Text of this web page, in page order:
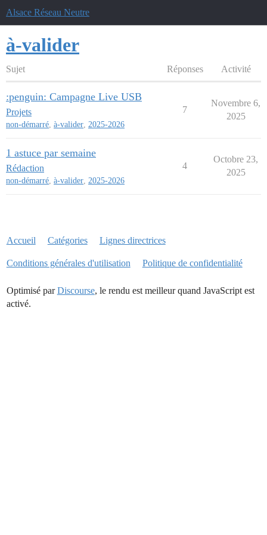
Alsace Réseau Neutre
à-valider
Sujet Réponses Activité
:penguin: Campagne Live USB
Projets
non-démarré, à-valider, 2025-2026
7
Novembre 6,
2025
1 astuce par semaine
Rédaction
non-démarré, à-valider, 2025-2026
4
Octobre 23,
2025
Accueil Catégories Lignes directrices
Conditions générales d'utilisation Politique de confidentialité
Optimisé parDiscourse, le rendu est meilleur quand JavaScript est
activé.